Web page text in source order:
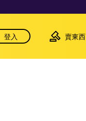
登入 賣東西